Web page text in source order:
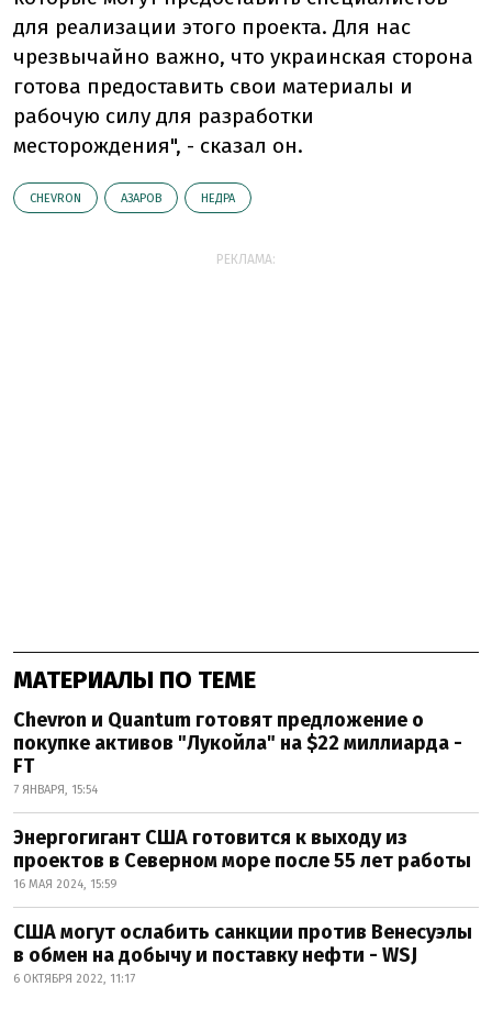
для реализации этого проекта. Для нас
чрезвычайно важно, что украинская сторона
готова предоставить свои материалы и
рабочую силу для разработки
месторождения", - сказал он.
CHEVRON АЗАРОВ НЕДРА
РЕКЛАМА:
МАТЕРИАЛЫ ПО ТЕМЕ
Chevron и Quantum готовят предложение о
покупке активов "Лукойла" на $22 миллиарда -
FT
7 ЯНВАРЯ, 15:54
Энергогигант США готовится к выходу из
проектов в Северном море после 55 лет работы
16 МАЯ 2024, 15:59
США могут ослабить санкции против Венесуэлы
в обмен на добычу и поставку нефти - WSJ
6 ОКТЯБРЯ 2022, 11:17